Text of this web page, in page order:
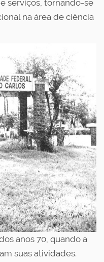
serviços, tornando-se
na área de ciência
anos 70, quando a
suas atividades.